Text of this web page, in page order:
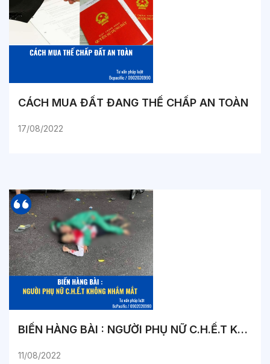
CÁCH MUA ĐẤT ĐANG THẾ CHẤP AN TOÀN
17/08/2022
BIẾN HÀNG BÀI : NGƯỜI PHỤ NỮ C.H.Ế.T KHÔNG NHẮM MẮT
11/08/2022